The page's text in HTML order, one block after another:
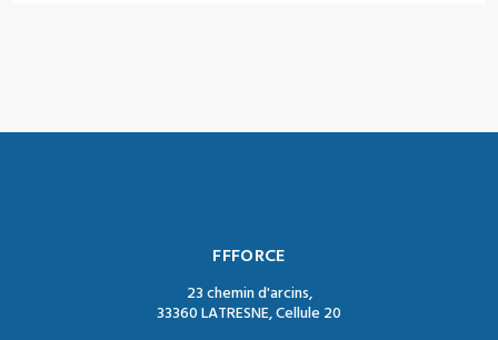
FFFORCE
23 chemin d'arcins,
33360 LATRESNE, Cellule 20